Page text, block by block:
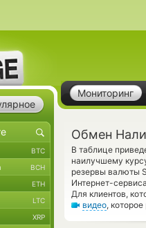
Мониторинг
Обмен
В таблице
наилучшему
резервы валюты
Интернет-
Для клиентов,
видео,
BTC
BCH
ETH
LTC
XRP